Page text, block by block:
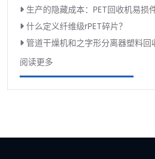
生产的隐藏成本：PET回收机易损
什么定义纤维级rPET碎片？
管道干燥机和之字形分离器塑料回
阅读更多